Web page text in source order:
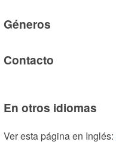
Géneros
Contacto
En otros idiomas
Ver esta página en Inglés: